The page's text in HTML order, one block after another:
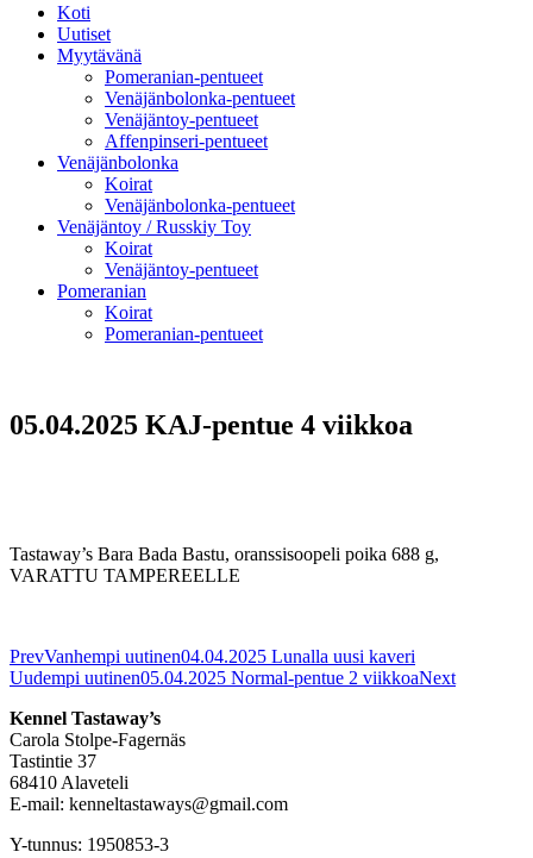
Koti
Uutiset
Myytävänä
Pomeranian-pentueet
Venäjänbolonka-pentueet
Venäjäntoy-pentueet
Affenpinseri-pentueet
Venäjänbolonka
Koirat
Venäjänbolonka-pentueet
Venäjäntoy / Russkiy Toy
Koirat
Venäjäntoy-pentueet
Pomeranian
Koirat
Pomeranian-pentueet
05.04.2025 KAJ-pentue 4 viikkoa
Tastaway’s Bara Bada Bastu, oranssisoopeli poika 688 g,
VARATTU TAMPEREELLE
PrevVanhempi uutinen04.04.2025 Lunalla uusi kaveri
Uudempi uutinen05.04.2025 Normal-pentue 2 viikkoaNext
Kennel Tastaway’s
Carola Stolpe-Fagernäs
Tastintie 37
68410 Alaveteli
E-mail: kenneltastaways@gmail.com
Y-tunnus: 1950853-3